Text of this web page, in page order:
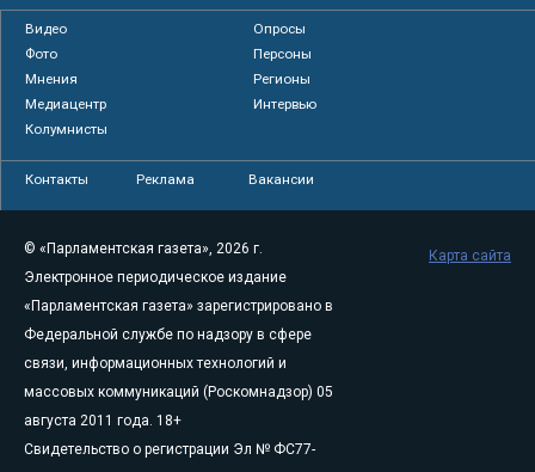
Видео
Опросы
Фото
Персоны
Мнения
Регионы
Медиацентр
Интервью
Колумнисты
Контакты Реклама Вакансии
© «Парламентская газета», 2026 г.
Электронное периодическое издание
«Парламентская газета» зарегистрировано в
Федеральной службе по надзору в сфере
связи, информационных технологий и
массовых коммуникаций (Роскомнадзор) 05
августа 2011 года. 18+
Свидетельство о регистрации Эл № ФС77-
Карта сайта